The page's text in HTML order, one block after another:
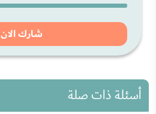
شارك الان
أسئلة ذات صلة